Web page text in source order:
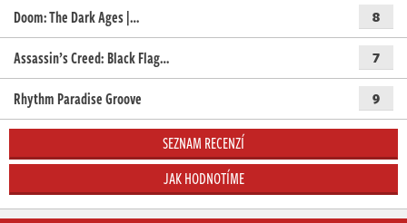
Doom: The Dark Ages |… 8
Assassin’s Creed: Black Flag… 7
Rhythm Paradise Groove 9
SEZNAM RECENZÍ
JAK HODNOTÍME